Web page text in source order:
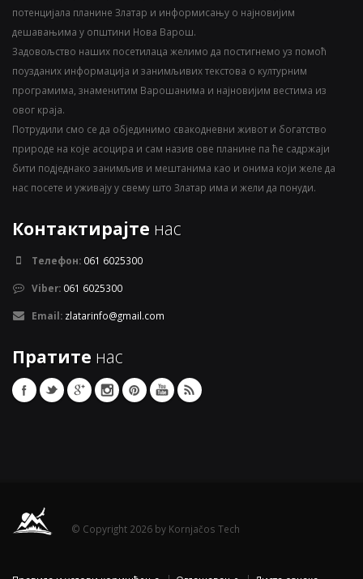
потенцијала планине Златар и информисању о најновијим
дешавањима у општини Нова Варош.
Задовољство наших посетилаца желимо да постигнемо уз помоћ
поузданих информација и занимљивих текстова о културним
програмима, знаменитим Варошанима и најновијим вестима из
овог краја.
Потрудили смо се да објединимо свакодневни живот и богатство
природе на које асоцира и сам назив ове планине па ће садржаји
бити подједнако занимљив и мештанима као и онима који желе да
нас посете и уживају у свему што Златар има и жели да понуди.
Контактирајте нас
Телефон: 061 6025300
Viber: 061 6025300
Email: zlatarinfo@gmail.com
Пратите нас
© Copyright 2026 by Kornjačos Tech